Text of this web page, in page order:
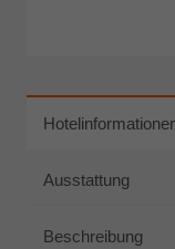
Ausstattung
Beschreibung